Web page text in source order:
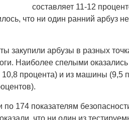
составляет 11-12
что ни один ранний арбуз
закупили арбузы в разных
Наиболее спелыми
10,8 процента) и из машины
174 показателям
что ни один из